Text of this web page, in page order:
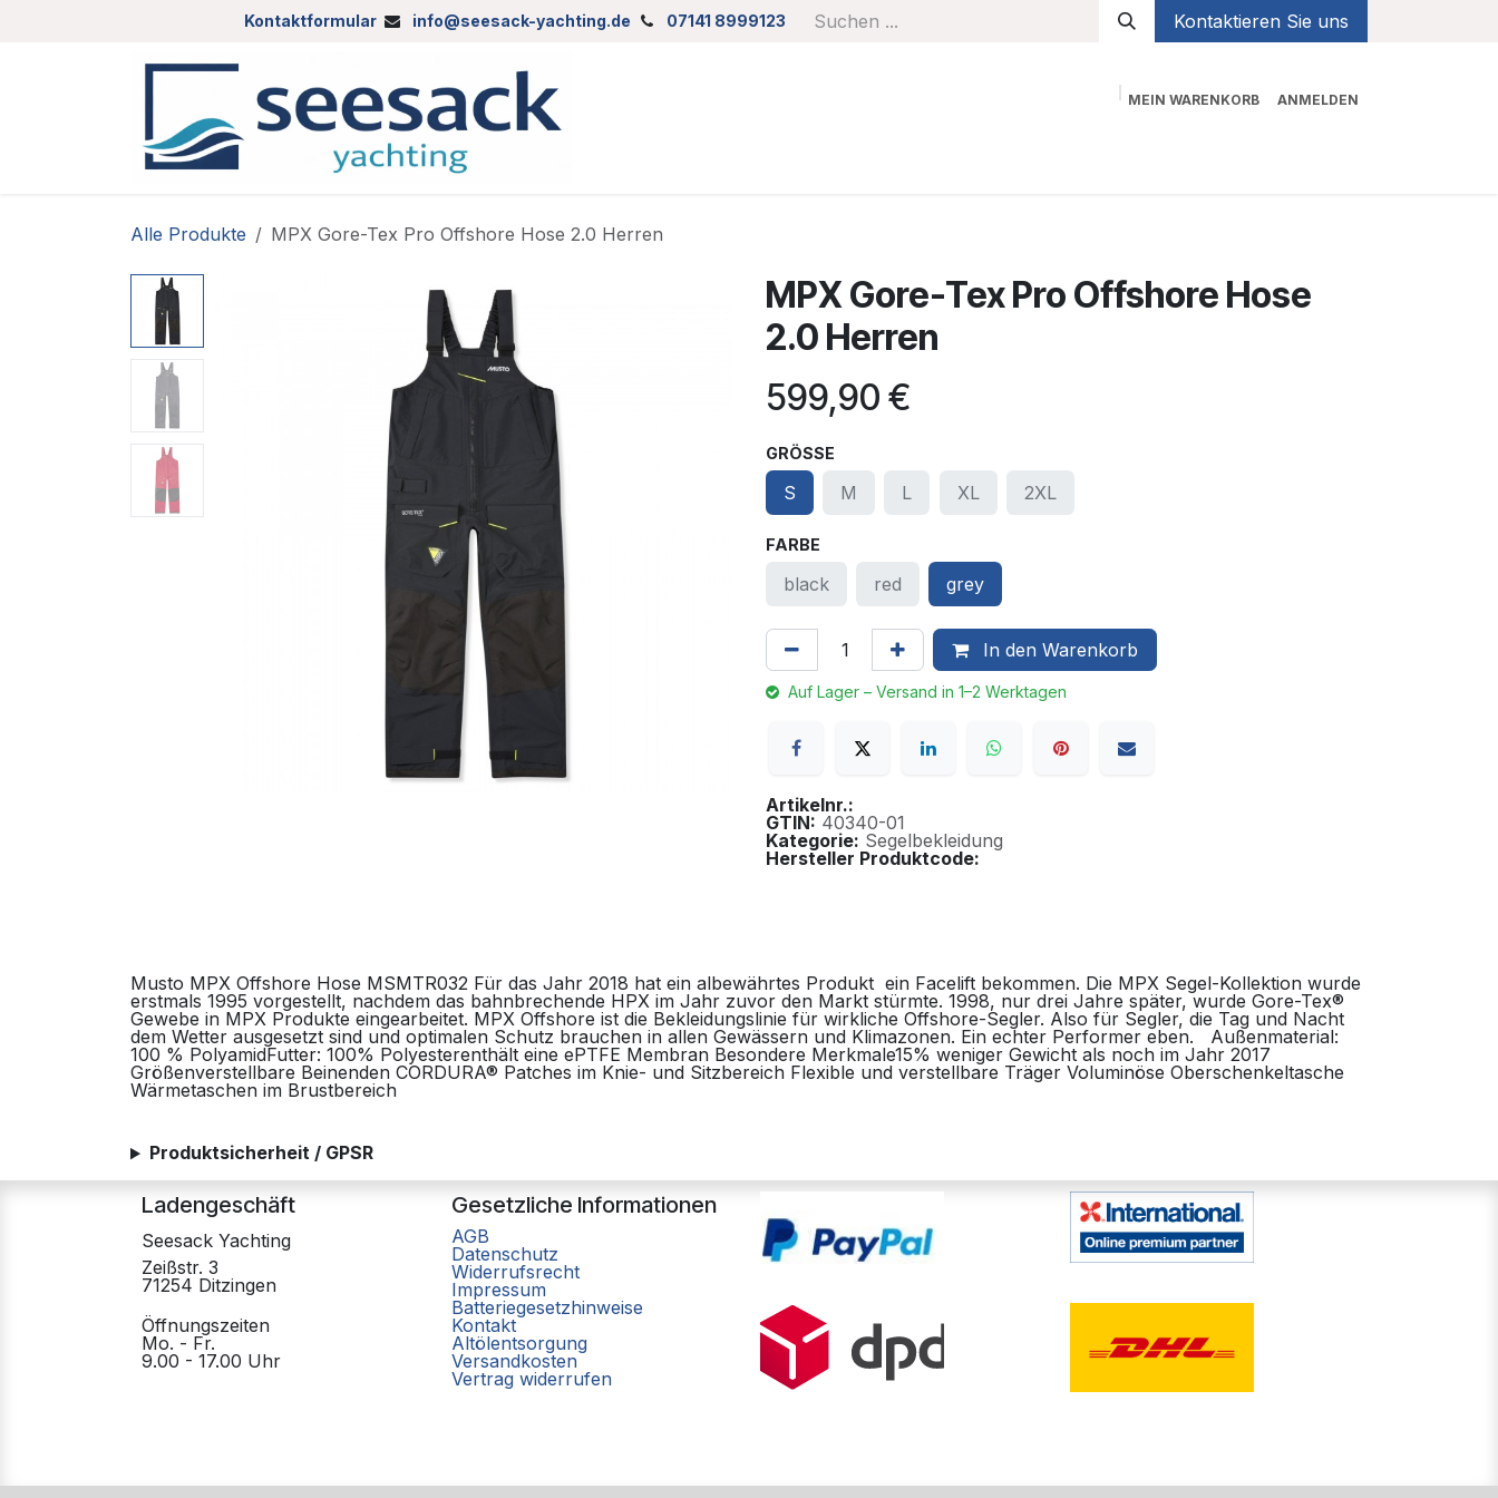
Kontaktformular info@seesack-yachting.de 07141 8999123 Kontaktieren Sie uns
MEIN WARENKORB ANMELDEN
Alle Produkte MPX Gore-Tex Pro Offshore Hose 2.0 Herren
MPX Gore-Tex Pro Offshore Hose
2.0 Herren
599,90 €
GRÖSSE
S M L XL 2XL
FARBE
black red grey
In den Warenkorb
Auf Lager – Versand in 1–2 Werktagen
Artikelnr.:
GTIN: 40340-01
Kategorie: Segelbekleidung
Hersteller Produktcode:
Musto MPX Offshore Hose MSMTR032 Für das Jahr 2018 hat ein albewährtes Produkt ein Facelift bekommen. Die MPX Segel-Kollektion wurde
erstmals 1995 vorgestellt, nachdem das bahnbrechende HPX im Jahr zuvor den Markt stürmte. 1998, nur drei Jahre später, wurde Gore-Tex®
Gewebe in MPX Produkte eingearbeitet. MPX Offshore ist die Bekleidungslinie für wirkliche Offshore-Segler. Also für Segler, die Tag und Nacht
dem Wetter ausgesetzt sind und optimalen Schutz brauchen in allen Gewässern und Klimazonen. Ein echter Performer eben. Außenmaterial:
100 % PolyamidFutter: 100% Polyesterenthält eine ePTFE Membran Besondere Merkmale15% weniger Gewicht als noch im Jahr 2017
Größenverstellbare Beinenden CORDURA® Patches im Knie- und Sitzbereich Flexible und verstellbare Träger Voluminöse Oberschenkeltasche
Wärmetaschen im Brustbereich
Produktsicherheit / GPSR
Ladengeschäft
Seesack Yachting
Zeißstr. 3
71254 Ditzingen
Öffnungszeiten
Mo. - Fr.
9.00 - 17.00 Uhr
Gesetzliche Informationen
AGB
Datenschutz
Widerrufsrecht
Impressum
Batteriegesetzhinweise
Kontakt
Altölentsorgung
Versandkosten
Vertrag widerrufen